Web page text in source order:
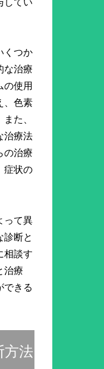
くつか
な治療
の使用
、色素
た、
治療法
の治療
症状の
って異
診断と
相談す
治療
できる
方法